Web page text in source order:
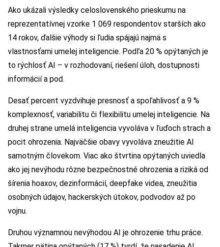
Ako ukázali výsledky celoslovenského prieskumu na
reprezentatívnej vzorke 1 069 respondentov starších ako
14 rokov, ďalšie výhody si ľudia spájajú najmä s
vlastnosťami umelej inteligencie. Podľa 20 % opýtaných je
to rýchlosť AI – v rozhodovaní, riešení úloh, dostupnosti
informácií a pod.
Desať percent vyzdvihuje presnosť a spoľahlivosť a 9 %
komplexnosť, variabilitu či flexibilitu umelej inteligencie. Na
druhej strane umelá inteligencia vyvoláva v ľuďoch strach a
pocit ohrozenia. Najväčšie obavy vyvoláva zneužitie AI
samotným človekom. Viac ako štvrtina opýtaných uviedla
ako jej nevýhodu rôzne bezpečnostné ohrozenia a riziká od
šírenia hoaxov, dezinformácií, deepfake videa, zneužitia
osobných údajov, hackerských útokov, podvodov až po
vojnu.
Druhou významnou nevýhodou AI je ohrozenie trhu práce.